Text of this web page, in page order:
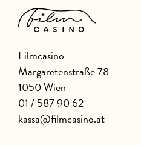
Filmcasino
Margaretenstraße 78
1050 Wien
01 / 587 90 62
kassa@filmcasino.at